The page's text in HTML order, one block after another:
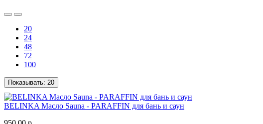
20
24
48
72
100
Показывать: 20
BELINKA Масло Sauna - PARAFFIN для бань и саун